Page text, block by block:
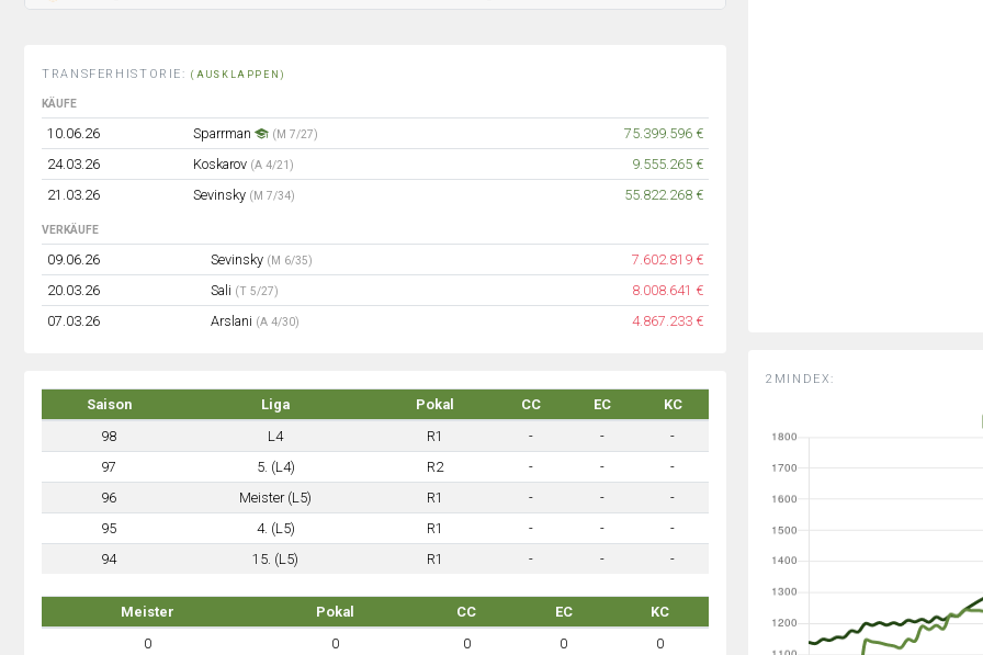
TRANSFERHISTORIE:(AUSKLAPPEN)
KÄUFE
10.06.26 Sparrman (M 7/27)
75.399.596 €
24.03.26
Koskarov (A 4/21)
9.555.265 €
21.03.26
Sevinsky (M 7/34) 55.822.268 €
VERKÄUFE
09.06.26 Sevinsky (M 6/35)
7.602.819 €
20.03.26
Sali (T 5/27)
8.008.641 €
07.03.26
Arslani (A 4/30) 4.867.233 €
Saison Liga Pokal CC EC
KC
98
L4 R1 - -
-
97
5. (L4) R2 - -
-
96
Meister (L5) R1 - -
-
95
4. (L5) R1 - -
-
94
15. (L5) R1 - - -
Meister Pokal CC EC
KC
0
0 0 0 0
2MINDEX: